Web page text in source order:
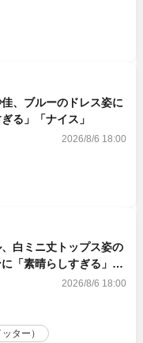
、ブルーのドレス姿に
る」「ナイス」
2026/8/6 18:00
白ミニ丈トップス姿の
「素晴らしすぎる」
ット絶賛
2026/8/6 18:00
ター）